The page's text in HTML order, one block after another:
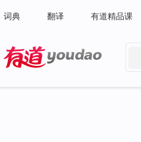
词典 翻译 有道精品课